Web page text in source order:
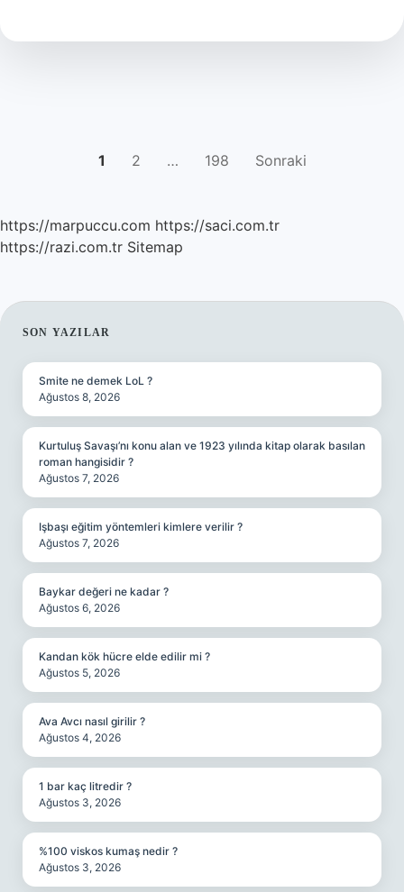
demek
1 2 … 198 Sonraki
https://marpuccu.com https://saci.com.tr
https://razi.com.tr Sitemap
SIDEBAR
SON YAZILAR
Smite ne demek LoL ?
Ağustos 8, 2026
Kurtuluş Savaşı’nı konu alan ve 1923 yılında kitap olarak basılan
roman hangisidir ?
Ağustos 7, 2026
Işbaşı eğitim yöntemleri kimlere verilir ?
Ağustos 7, 2026
Baykar değeri ne kadar ?
Ağustos 6, 2026
Kandan kök hücre elde edilir mi ?
Ağustos 5, 2026
Ava Avcı nasıl girilir ?
Ağustos 4, 2026
1 bar kaç litredir ?
Ağustos 3, 2026
%100 viskos kumaş nedir ?
Ağustos 3, 2026